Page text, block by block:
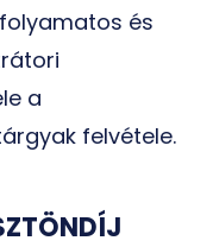
és
a
felvétele.